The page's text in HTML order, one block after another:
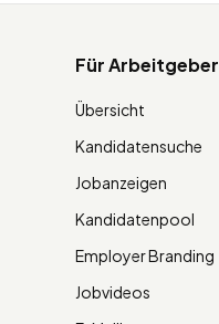
Für Arbeitgeber
Übersicht
Kandidatensuche
Jobanzeigen
Kandidatenpool
Employer Branding
Jobvideos